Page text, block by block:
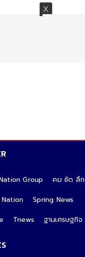
Group
คม ชัด ลึก
Nation
Spring News
Tnews ฐานเศรษฐกิจ